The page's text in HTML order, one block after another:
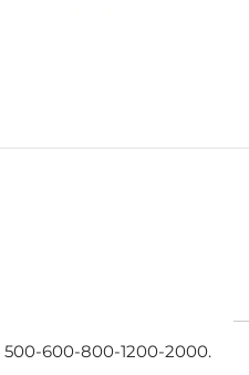
600-800-1200-2000.